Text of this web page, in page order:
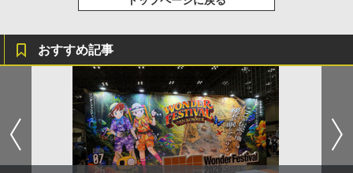
おすすめ記事